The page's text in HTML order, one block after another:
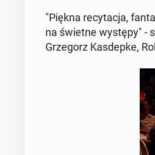
"Piękna re­cy­ta­cja,
na świetne występy" -
Grze­gorz Kas­dep­ke,